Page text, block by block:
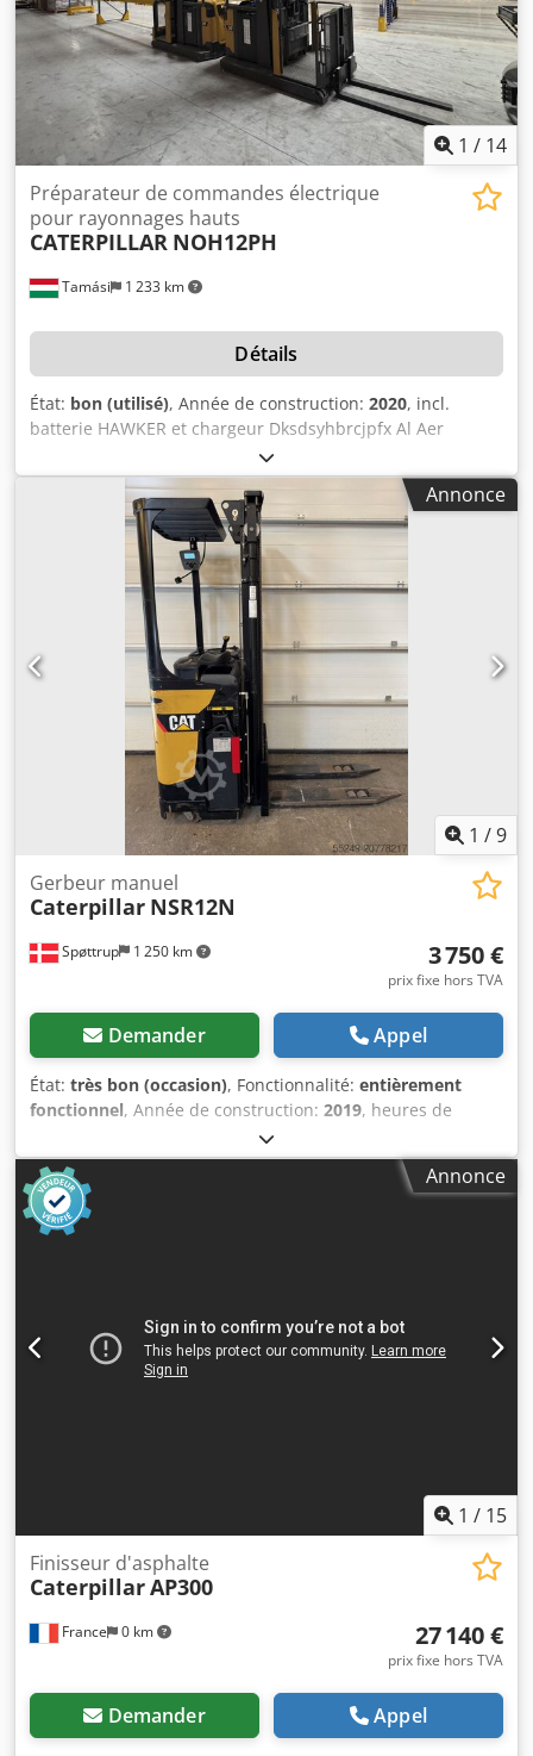
1 / 14
Tamási 1 233 km
Préparateur de commandes électrique
pour rayonnages hauts
CATERPILLAR NOH12PH
Détails
État: bon (utilisé), Année de construction: 2020, incl.
batterie HAWKER et chargeur Dksdsyhbrcjpfx Al Aer
Annonce
1 /9
Spøttrup 1 250 km
Gerbeur manuel
Caterpillar NSR12N
3 750 €
prix fixe hors TVA
Demander Appel
État: très bon (occasion), Fonctionnalité: entièrement
fonctionnel, Année de construction: 2019, heures de
, capacité de charge:
hauteur de levage:3 600 mm, levée libre:200 mm, centre
de gravité de la charge:
, type de carburant:
électrique
2 380 mm
Hauteur de levée libre : 20 cm Capacité de charge : 1200 kg
Hauteur hors tout : 238 cm Hauteur de levée : 360 cm
Dkjdpfx Alsx Idils Aer Très bon état ! Comprend un
Annonce
1 / 15
France 0 km
Finisseur d'asphalte
CaterpillarAP300
27 140 €
prix fixe hors TVA
Demander Appel